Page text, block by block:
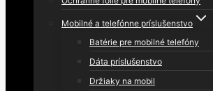
Mobilné a telefónne príslušenstvo
Batérie pre mobilné telefóny
Dáta príslušenstvo
Držiaky na mobil